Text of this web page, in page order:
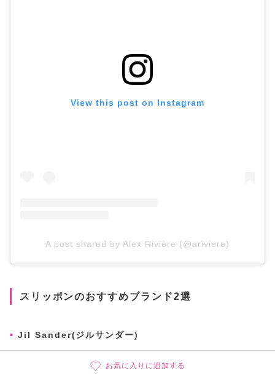
View this post on Instagram
A post shared by Alex Rivière (@ariviere)
スリッポンのおすすめブランド2選
Jil Sander(ジルサンダー)
お気に入りに追加する